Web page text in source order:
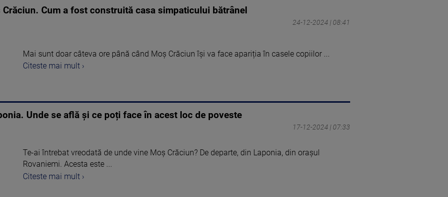
Cum a fost construită casa simpaticului bătrânel
24-12-2024 | 08:41
Mai sunt doar câteva ore până când Moș Crăciun își va face apariția în casele copiilor ...
Citeste mai mult ›
Unde se află și ce poți face în acest loc de poveste
17-12-2024 | 07:33
Te-ai întrebat vreodată de unde vine Moș Crăciun? De departe, din Laponia, din orașul
Rovaniemi. Acesta este ...
Citeste mai mult ›